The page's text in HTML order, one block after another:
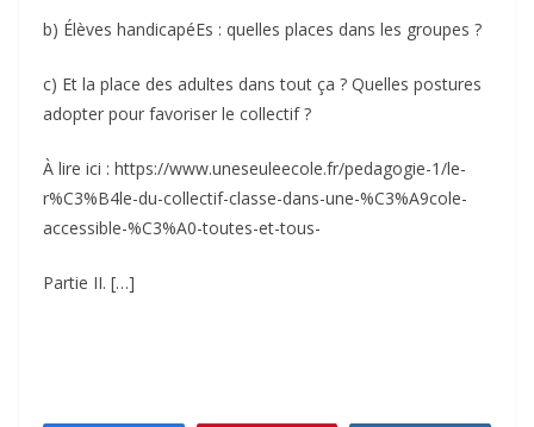
b) Élèves handicapéEs : quelles places dans les groupes ?
c) Et la place des adultes dans tout ça ? Quelles postures
adopter pour favoriser le collectif ?
À lire ici : https://www.uneseuleecole.fr/pedagogie-1/le-
r%C3%B4le-du-collectif-classe-dans-une-%C3%A9cole-
accessible-%C3%A0-toutes-et-tous-
Partie II. […]